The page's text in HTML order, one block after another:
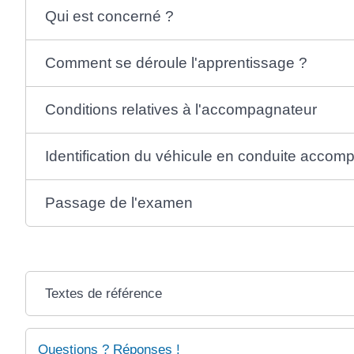
Qui est concerné ?
Comment se déroule l'apprentissage ?
Conditions relatives à l'accompagnateur
Identification du véhicule en conduite
Passage de l'examen
Textes de référence
Questions ? Réponses !